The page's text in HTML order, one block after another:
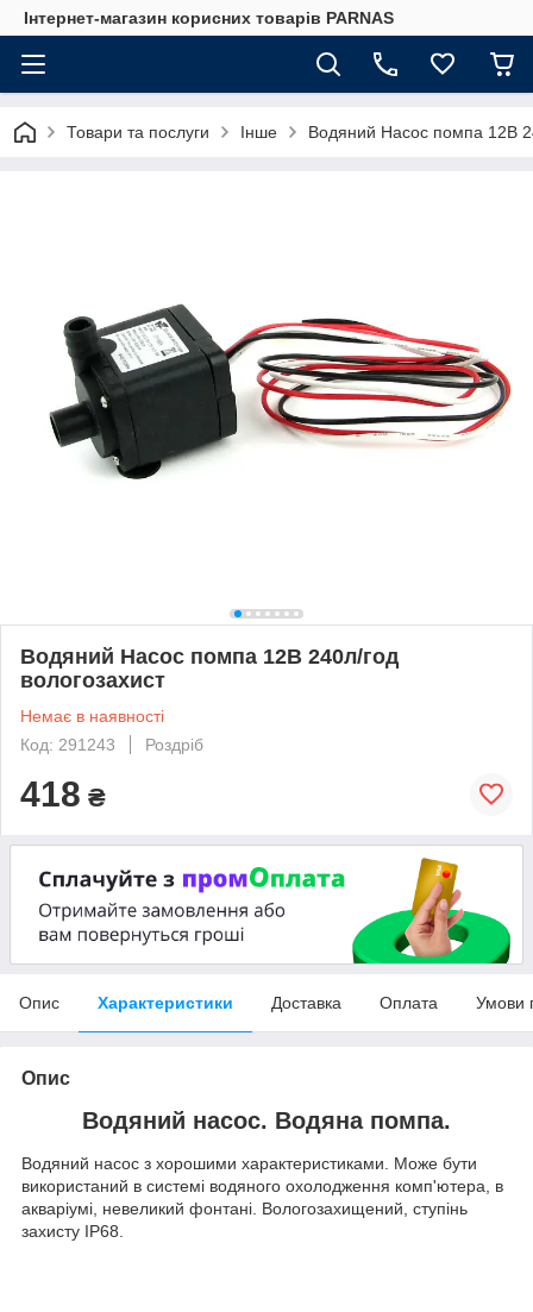
Інтернет-магазин корисних товарів PARNAS
Товари та послуги Інше Водяний Насос помпа 12В
Водяний Насос помпа 12В 240л/год
вологозахист
Немає в наявності
Код: 291243
Роздріб
418 ₴
Опис Характеристики Доставка Оплата Умови
Опис
Водяний насос. Водяна помпа.
Водяний насос з хорошими характеристиками. Може бути
використаний в системі водяного охолодження комп'ютера, в
акваріумі, невеликий фонтані. Вологозахищений, ступінь
захисту IP68.